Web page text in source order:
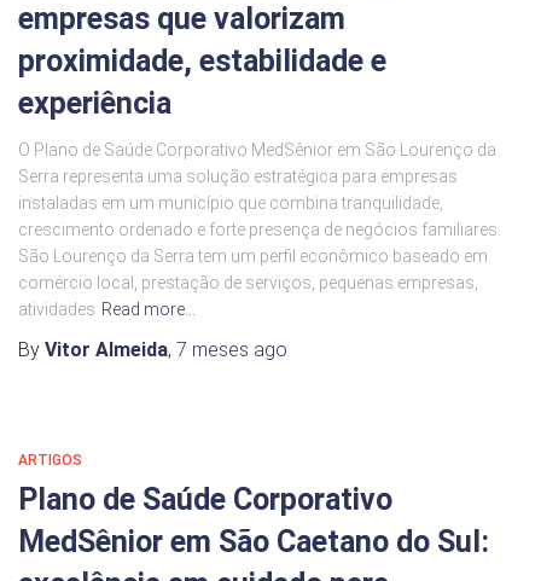
empresas que valorizam
proximidade, estabilidade e
experiência
O Plano de Saúde Corporativo MedSênior em São Lourenço da
Serra representa uma solução estratégica para empresas
instaladas em um município que combina tranquilidade,
crescimento ordenado e forte presença de negócios familiares.
São Lourenço da Serra tem um perfil econômico baseado em
comércio local, prestação de serviços, pequenas empresas,
atividades Read more…
By Vitor Almeida, 7 meses ago
ARTIGOS
Plano de Saúde Corporativo
MedSênior em São Caetano do Sul: